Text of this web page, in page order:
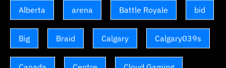
Alberta arena Battle Royale bid
Big Braid Calgary Calgary039s